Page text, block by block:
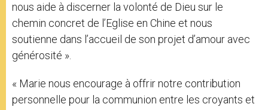
nous aide à discerner la volonté de Dieu sur le
chemin concret de l’Eglise en Chine et nous
soutienne dans l’accueil de son projet d’amour avec
générosité ».
« Marie nous encourage à offrir notre contribution
personnelle pour la communion entre les croyants et